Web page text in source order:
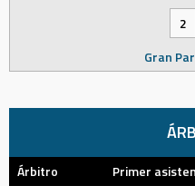
2
Gran
Árbitro Primer